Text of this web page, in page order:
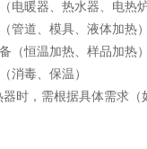
电暖器、热水器、电热炉
管道、模具、液体加热）
（恒温加热、样品加热）
消毒、保温）
器时，需根据具体需求